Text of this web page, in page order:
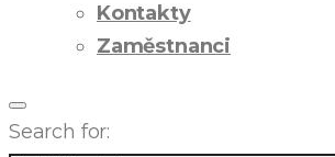
Kontakty
Zaměstnanci
Search for: